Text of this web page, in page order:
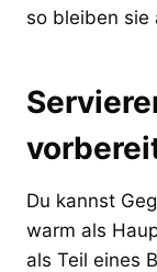
so bleiben sie
Du kannst
warm als
als Teil eines